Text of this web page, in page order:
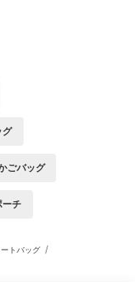
グ
ごバッグ
ーチ
ートバッグ /